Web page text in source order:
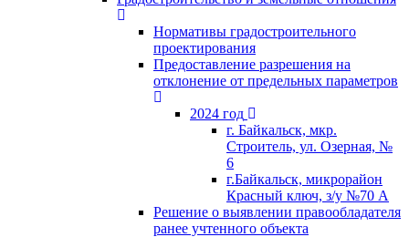
Нормативы градостроительного
проектирования
Предоставление разрешения на
отклонение от предельных параметров
2024 год
г. Байкальск, мкр.
Строитель, ул. Озерная, №
6
г.Байкальск, микрорайон
Красный ключ, з/у №70 А
Решение о выявлении правообладателя
ранее учтенного объекта